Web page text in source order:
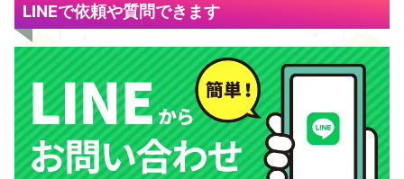
LINEで依頼や質問できます